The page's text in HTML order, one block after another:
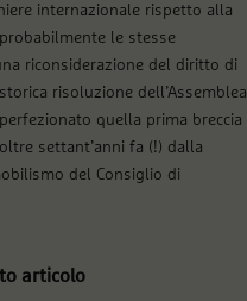
internazionale rispetto alla
le stesse
riconsiderazione del diritto di
risoluzione dell’Assemblea
quella prima breccia
settant’anni fa (!) dalla
del Consiglio di
articolo